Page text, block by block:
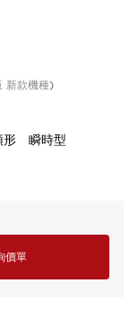
新款機種)
形 瞬時型
價單